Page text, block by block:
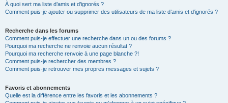
À quoi sert ma liste d’amis et d’ignorés ?
Comment puis-je ajouter ou supprimer des utilisateurs de ma liste d’amis et d’ignorés ?
Recherche dans les forums
Comment puis-je effectuer une recherche dans un ou des forums ?
Pourquoi ma recherche ne renvoie aucun résultat ?
Pourquoi ma recherche renvoie à une page blanche ?!
Comment puis-je rechercher des membres ?
Comment puis-je retrouver mes propres messages et sujets ?
Favoris et abonnements
Quelle est la différence entre les favoris et les abonnements ?